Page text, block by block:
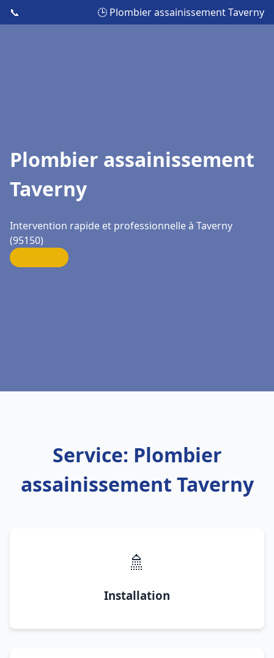
📞 🕒 Plombier assainissement Taverny
Plombier assainissement
Taverny
Intervention rapide et professionnelle à Taverny
(95150)
Service: Plombier
assainissement Taverny
🚿
Installation